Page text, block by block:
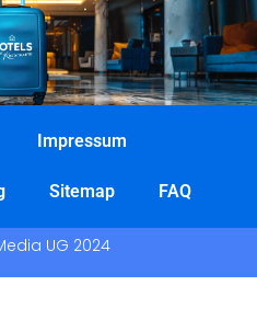
Impressum
Sitemap FAQ
UG 2024